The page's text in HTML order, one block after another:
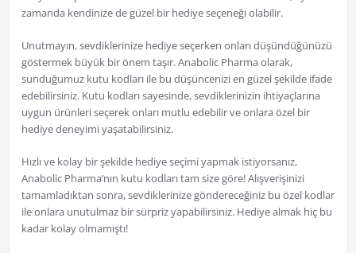
zamanda kendinize de güzel bir hediye seçeneği olabilir.
Unutmayın, sevdiklerinize hediye seçerken onları düşündüğünüzü
göstermek büyük bir önem taşır. Anabolic Pharma olarak,
sunduğumuz kutu kodları ile bu düşüncenizi en güzel şekilde ifade
edebilirsiniz. Kutu kodları sayesinde, sevdiklerinizin ihtiyaçlarına
uygun ürünleri seçerek onları mutlu edebilir ve onlara özel bir
hediye deneyimi yaşatabilirsiniz.
Hızlı ve kolay bir şekilde hediye seçimi yapmak istiyorsanız,
Anabolic Pharma’nın kutu kodları tam size göre! Alışverişinizi
tamamladıktan sonra, sevdiklerinize göndereceğiniz bu özel kodlar
ile onlara unutulmaz bir sürpriz yapabilirsiniz. Hediye almak hiç bu
kadar kolay olmamıştı!